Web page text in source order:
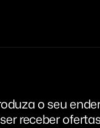
o seu
receber